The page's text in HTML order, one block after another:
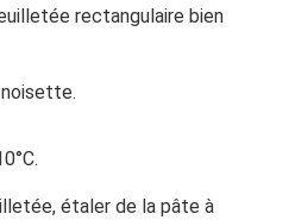
rectangulaire bien
étaler de la pâte à